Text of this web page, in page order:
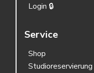
Login 🔒
Service
Shop
Studioreservierung